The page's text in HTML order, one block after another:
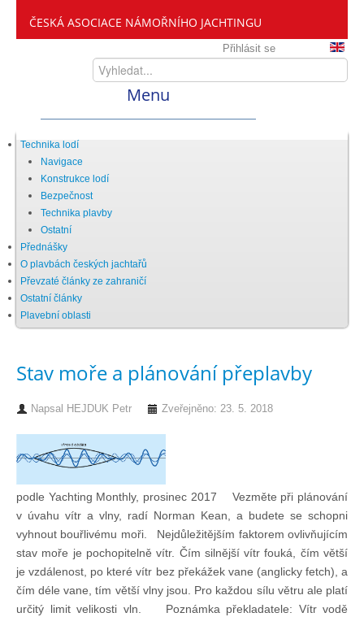
ČESKÁ ASOCIACE NÁMOŘNÍHO JACHTINGU
Přihlásit se
Menu
Home
ČANY
Kdo jsme
Zveme vás mezi nás
Oznámení
Členské příspěvky
Dokumenty ke stažení
Ochrana osobních údajů
Technika lodí
Navigace
Konstrukce lodí
Bezpečnost
Technika plavby
Ostatní
Přednášky
O plavbách českých jachtařů
Převzaté články ze zahraničí
Ostatní články
Plavební oblasti
Stav moře a plánování přeplavby
Napsal HEJDUK Petr Zveřejněno: 23. 5. 2018
podle Yachting Monthly, prosinec 2017 Vezměte při plánování
v úvahu vítr a vlny, radí Norman Kean, a budete se schopni
vyhnout bouřlivému moři. Nejdůležitějším faktorem ovlivňujícím
stav moře je pochopitelně vítr. Čím silnější vítr fouká, čím větší
je vzdálenost, po které vítr bez překážek vane (anglicky fetch), a
čím déle vane, tím větší vlny jsou. Pro každou sílu větru ale platí
určitý limit velikosti vln. Poznámka překladatele: Vítr vodě